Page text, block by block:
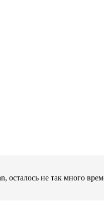
осталось не так много